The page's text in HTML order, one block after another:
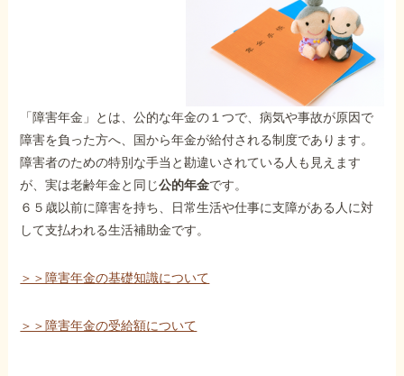
「障害年金」とは、公的な年金の１つで、病気や事故が原因で
障害を負った方へ、国から年金が給付される制度であります。
障害者のための特別な手当と勘違いされている人も見えます
が、実は老齢年金と同じ公的年金です。
６５歳以前に障害を持ち、日常生活や仕事に支障がある人に対
して支払われる生活補助金です。
＞＞障害年金の基礎知識について
＞＞障害年金の受給額について